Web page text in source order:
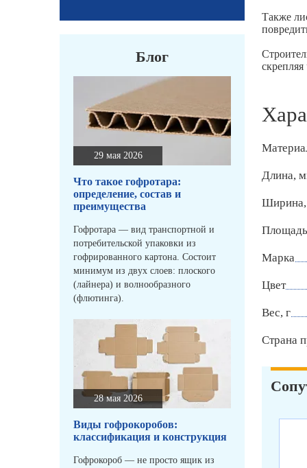
Блог
29 мая 2026
Что такое гофротара:
определение, состав и
преимущества
Гофротара — вид транспортной и
потребительской упаковки из
гофрированного картона. Состоит
минимум из двух слоев: плоского
(лайнера) и волнообразного
(флютинга).
28 мая 2026
Виды гофрокоробов:
классификация и конструкция
Гофрокороб — не просто ящик из
Также
Длина,
Марка
Цвет
Вес, г
Страна